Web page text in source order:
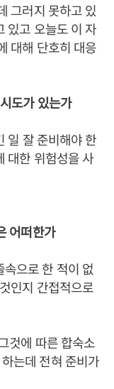
그러지 못하고 있
있고 오늘도 이 자
대해 단호히 대응
도가 있는가
일 잘 준비해야 한
대한 위험성을 사
어떠한가
으로 한 적이 없
인지 간접적으로
것에 따른 합숙소
는데 전혀 준비가